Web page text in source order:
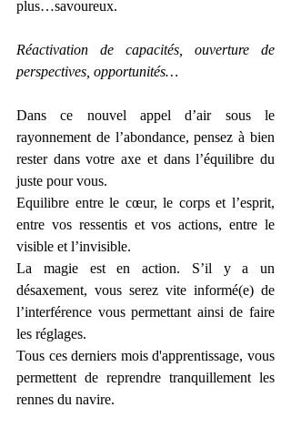
plus…savoureux.
Réactivation de capacités, ouverture de
perspectives, opportunités…
Dans ce nouvel appel d’air sous le
rayonnement de l’abondance, pensez à bien
rester dans votre axe et dans l’équilibre du
juste pour vous.
Equilibre entre le cœur, le corps et l’esprit,
entre vos ressentis et vos actions, entre le
visible et l’invisible.
La magie est en action. S’il y a un
désaxement, vous serez vite informé(e) de
l’interférence vous permettant ainsi de faire
les réglages.
Tous ces derniers mois d'apprentissage, vous
permettent de reprendre tranquillement les
rennes du navire.